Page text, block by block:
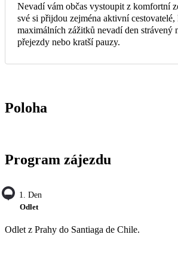
Nevadí vám občas vystoupit z komfortní
své si přijdou zejména aktivní
maximálních zážitků nevadí den strávený
přejezdy nebo kratší pauzy.
Poloha
Program zájezdu
1. Den
Odlet
Odlet z Prahy do Santiaga de Chile.